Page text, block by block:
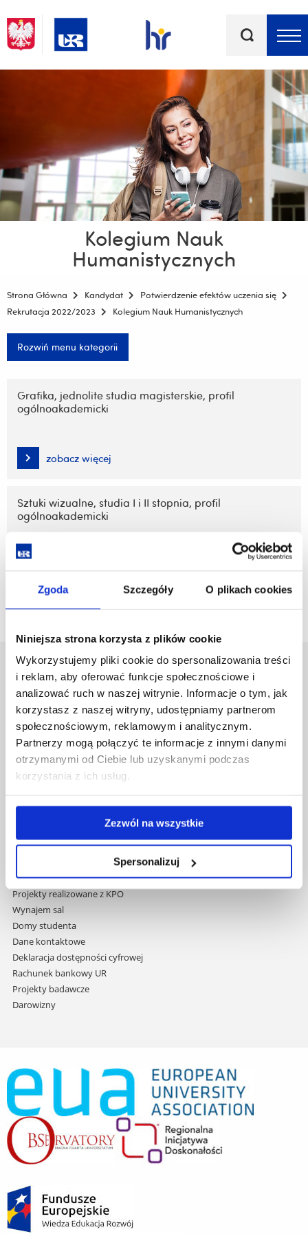
Zgoda Szczegóły O plikach cookies
Niniejsza strona korzysta z plików cookie
Wykorzystujemy pliki cookie do spersonalizowania treści
i reklam, aby oferować funkcje społecznościowe i
analizować ruch w naszej witrynie. Informacje o tym, jak
korzystasz z naszej witryny, udostępniamy partnerom
społecznościowym, reklamowym i analitycznym.
Partnerzy mogą połączyć te informacje z innymi danymi
otrzymanymi od Ciebie lub uzyskanymi podczas
korzystania z ich usług.
Zezwól na wszystkie
Spersonalizuj
kluczowe
Kolegium Nauk
Humanistycznych
Strona Główna Kandydat
Potwierdzenie efektów uczenia się
Rekrutacja 2022/2023
Kolegium Nauk Humanistycznych
Rozwiń menu kategorii
nawigację
treści
Grafika, jednolite studia magisterskie, profil
ogólnoakademicki
zobacz więcej
Sztuki wizualne, studia I i II stopnia, profil
ogólnoakademicki
Uniwersytet Rzeszowski
Al. Tadeusza Rejtana 16C
35-959 Rzeszów
Pomiń
nawigację
przejdź
treści
Polityka prywatności
Mapa serwisu
Biblioteka
Wydawnictwo
Zamówienia publiczne
Projekty współfinansowane przez UE
Projekty realizowane z KPO
Wynajem sal
Domy studenta
Dane kontaktowe
Deklaracja dostępności cyfrowej
Rachunek bankowy UR
Projekty badawcze
Darowizny